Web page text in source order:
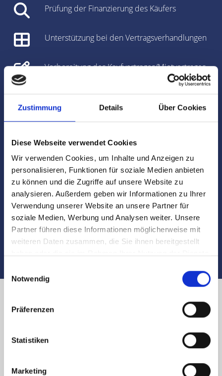
Zustimmung Details Über Cookies
Diese Webseite verwendet Cookies
Wir verwenden Cookies, um Inhalte und Anzeigen zu
personalisieren, Funktionen für soziale Medien anbieten
zu können und die Zugriffe auf unsere Website zu
analysieren. Außerdem geben wir Informationen zu Ihrer
Verwendung unserer Website an unsere Partner für
soziale Medien, Werbung und Analysen weiter. Unsere
Partner führen diese Informationen möglicherweise mit
weiteren Daten zusammen, die Sie ihnen bereitgestellt
Notwendig
Präferenzen
Statistiken
Marketing
Prüfung der Finanzierung des Käufers
Unterstützung bei den Vertragsverhandlungen
Vorbereitung des Kaufvertrages/Mietvertrages
Vorbereitung und Koordinierung des
Notartermins
Besichtigungen
Begleitung und Unterstützung bei der Objekt-
Übergabe
Auch nach dem Verkauf sind wir für Sie da
Immobilienverkauf in Nürnberg
Lutherplatz und Umland: